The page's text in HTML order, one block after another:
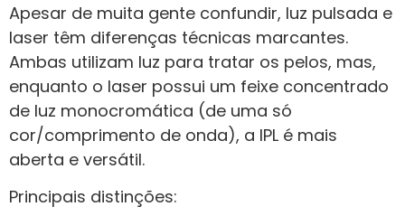
Apesar de muita gente confundir, luz pulsada e
laser têm diferenças técnicas marcantes.
Ambas utilizam luz para tratar os pelos, mas,
enquanto o laser possui um feixe concentrado
de luz monocromática (de uma só
cor/comprimento de onda), a IPL é mais
aberta e versátil.
Principais distinções: